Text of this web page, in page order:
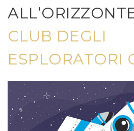
CLUB DEGLI
ESPLORATORI